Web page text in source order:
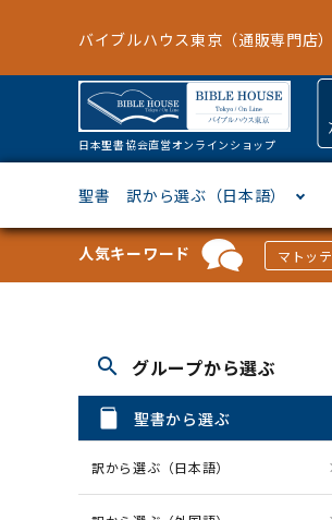
バイブルハウス東京（通販専門店）
日本聖書協会直営オンラインショップ
聖書 訳から選ぶ（日本語）
新改訳
ドイツ語
ジッパー付き聖書カバー
パスケース・ネクタイピン
聖書通読
「な行」から選ぶ
人気キーワード マトッテ
search グループから選ぶ
聖書から選ぶ
訳から選ぶ（日本語）